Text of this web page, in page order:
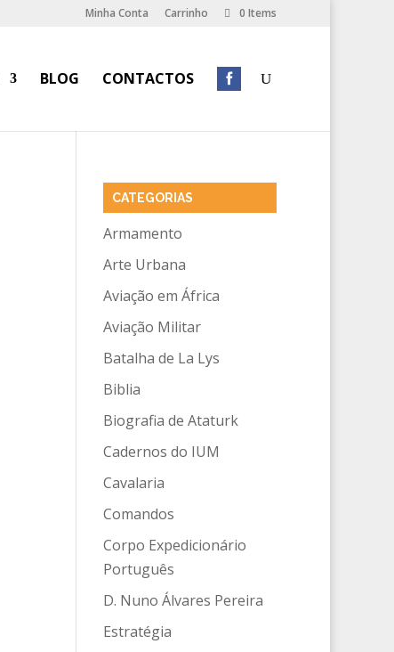
Minha Conta Carrinho 0 Items
BLOG CONTACTOS
CATEGORIAS
Armamento
Arte Urbana
Aviação em África
Aviação Militar
Batalha de La Lys
Biblia
Biografia de Ataturk
Cadernos do IUM
Cavalaria
Comandos
Corpo Expedicionário
Português
D. Nuno Álvares Pereira
Estratégia